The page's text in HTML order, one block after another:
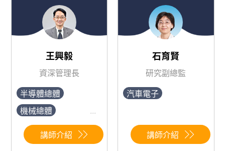
王興毅
資深管理長
半導體總體
機械總體
科技政策規劃總體
車輛工業總體
...
講師介紹
石育賢
研究副總監
汽車電子
講師介紹